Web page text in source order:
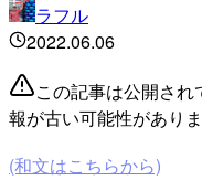
ラフル
2022.06.06
この記事は公開さ
報が古い可能性があり
(和文はこちらから)